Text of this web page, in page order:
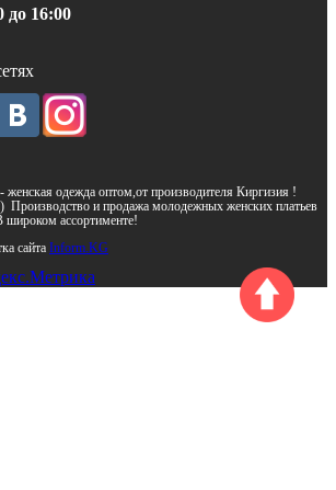
до 16:00
женская одежда оптом,от производителя Киргизия !
Производство и продажа молодежных женских платьев
широком ассортименте!
сайта Inform.KG